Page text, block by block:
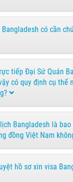
có cần
tiếp Đại Sứ Quán
có quy định cụ thể
Bangladesh là
đồng Việt Nam
hồ sơ xin visa